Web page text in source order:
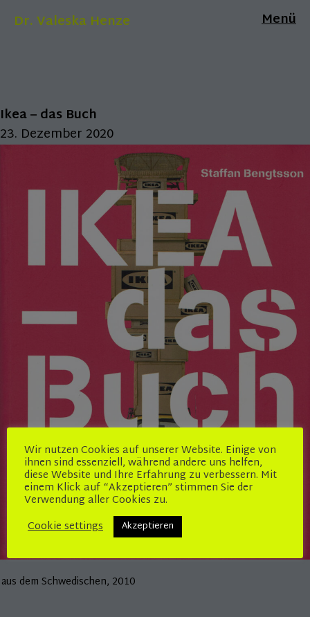
Dr. Valeska Henze Menü
Ikea – das Buch
23. Dezember 2020
aus dem Schwedischen, 2010
Wir nutzen Cookies auf unserer Website. Einige von
ihnen sind essenziell, während andere uns helfen,
diese Website und Ihre Erfahrung zu verbessern. Mit
einem Klick auf “Akzeptieren” stimmen Sie der
Verwendung aller Cookies zu.
Cookie settings
Akzeptieren